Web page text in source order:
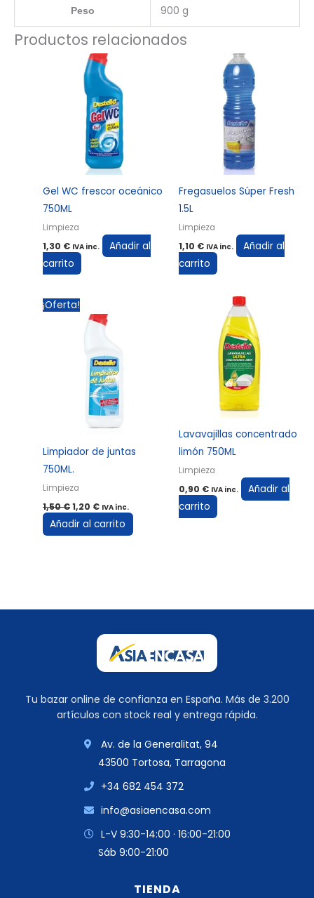
Peso 900 g
Productos relacionados
Gel WC frescor oceánico
750ML
Limpieza
1,30 € IVA inc.
Añadir al
carrito
Fregasuelos Súper Fresh
1.5L
Limpieza
1,10 € IVA inc.
Añadir al
carrito
¡Oferta!
Limpiador de juntas
750ML.
Limpieza
1,50€
El
precio
original
1,20 €
precio
actual
IVA inc.
Añadir al carrito
Lavavajillas concentrado
limón 750ML
Limpieza
0,90 € IVA inc.
Añadir al
carrito
Tu bazar online de confianza en España. Más de 3.200
artículos con stock real y entrega rápida.
Av. de la Generalitat, 94
43500 Tortosa, Tarragona
+34 682 454 372
info@asiaencasa.com
L-V 9:30-14:00 · 16:00-21:00
Sáb 9:00-21:00
TIENDA